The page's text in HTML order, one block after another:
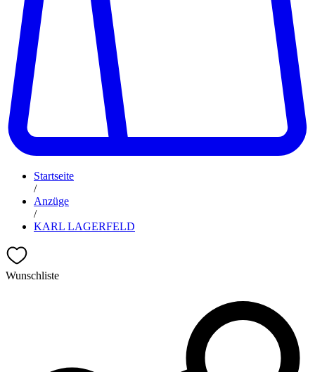
Startseite
/
Anzüge
/
KARL LAGERFELD
Wunschliste